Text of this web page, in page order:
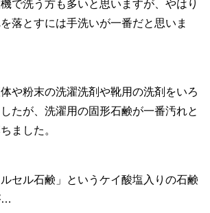
で洗う方も多いと思いますが、やはり
落とすには手洗いが一番だと思いま
や粉末の洗濯洗剤や靴用の洗剤をいろ
たが、洗濯用の固形石鹸が一番汚れと
ました。
セル石鹸」というケイ酸塩入りの石鹸
…